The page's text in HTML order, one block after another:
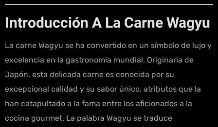
Introducción A La Carne Wagyu
La carne Wagyu se ha convertido en un símbolo de lujo y
excelencia en la gastronomía mundial. Originaria de
Japón, esta delicada carne es conocida por su
excepcional calidad y su sabor único, atributos que la
han catapultado a la fama entre los aficionados a la
cocina gourmet. La palabra Wagyu se traduce